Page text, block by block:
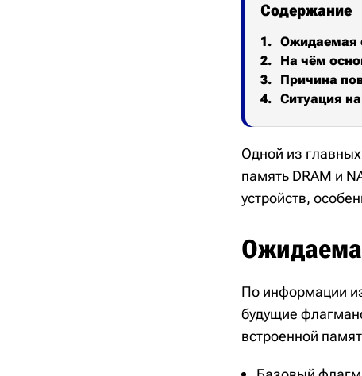
Содержание
Ожидаемая
На чём
Причина
Ситуация
Одной из
память DRAM и
устройств,
По информации
будущие
встроенной